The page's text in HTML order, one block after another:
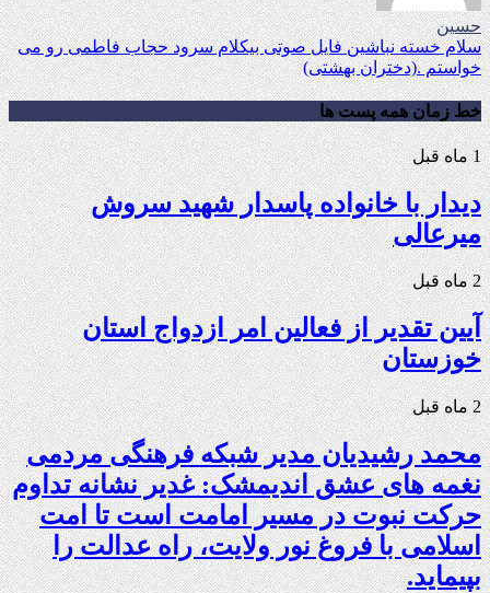
حسین
سلام خسته نباشین فایل صوتی بیکلام سرود حجاب فاطمی رو می
خواستم .(دختران بهشتی)
خط زمان همه پست ها
1 ماه قبل
دیدار با خانواده پاسدار شهید سروش
میرعالی
2 ماه قبل
آیین تقدیر از فعالین امر ازدواج استان
خوزستان
2 ماه قبل
محمد رشیدیان مدیر شبکه فرهنگی مردمی
نغمه های عشق اندیمشک: غدیر نشانه تداوم
حرکت نبوت در مسیر امامت است تا امت
اسلامی با فروغ نور ولایت، راه عدالت را
بپیماید.